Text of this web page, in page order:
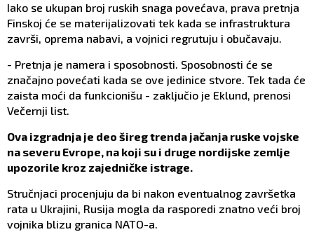
Iako se ukupan broj ruskih snaga povećava, prava pretnja
Finskoj će se materijalizovati tek kada se infrastruktura
završi, oprema nabavi, a vojnici regrutuju i obučavaju.
- Pretnja je namera i sposobnosti. Sposobnosti će se
značajno povećati kada se ove jedinice stvore. Tek tada će
zaista moći da funkcionišu - zaključio je Eklund, prenosi
Večernji list.
Ova izgradnja je deo šireg trenda jačanja ruske vojske
na severu Evrope, na koji su i druge nordijske zemlje
upozorile kroz zajedničke istrage.
Stručnjaci procenjuju da bi nakon eventualnog završetka
rata u Ukrajini, Rusija mogla da rasporedi znatno veći broj
vojnika blizu granica NATO-a.